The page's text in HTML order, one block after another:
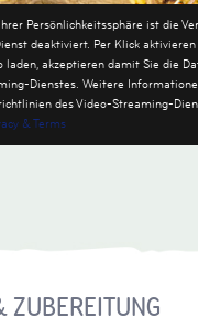
Persönlichkeitssphäre ist die
deaktiviert. Per Klick aktivieren
laden, akzeptieren damit Sie die
Dienstes. Weitere
des Video-Streaming-
& Terms
ZUBEREITUNG